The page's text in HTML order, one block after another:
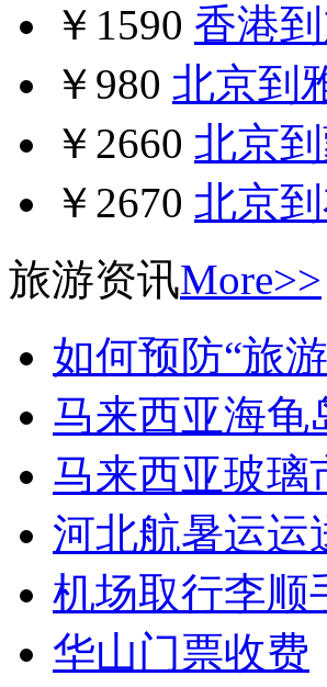
￥1590 香港
￥980 北京到
￥2660 北京
￥2670 北京
旅游资讯More>>
如何预防“旅
马来西亚海龟
马来西亚玻璃
河北航暑运运
机场取行李顺
华山门票收费